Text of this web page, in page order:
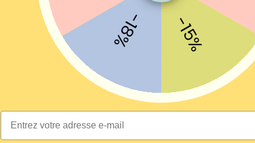
pieds réglables et des kit anti-basclument, vos objets
sont en sécurité ! Vous allez y mettre des vases ou des
statuettes de collection ?
Votre auteur préféré ? VASAGLE ! Pour ses notices
faciles à comprendre ! En plus, ce buffet de 120 x 33 x 80
cm est livré avec des pièces numérotées pour le monter
rapidement. Voilà plus de temps pour un nouveau roman
-15%
-18%
Email